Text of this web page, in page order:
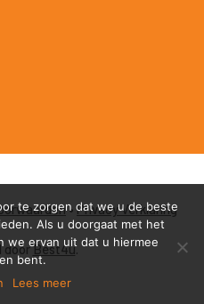
•Privacy Verklaring
doorBest4u.
te zorgen dat we u de beste
Als u doorgaat met het
we ervan uit dat u hiermee
bent.
Lees meer